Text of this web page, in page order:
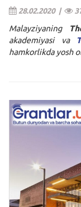
28.02.2020 |
Malayziyaning
akademiyasi va
hamkorlikda yosh